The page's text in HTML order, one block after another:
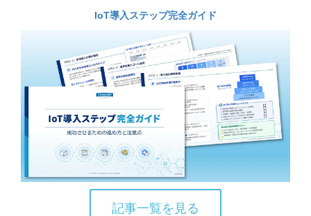
IoT導入ステップ完全ガイド
記事一覧を見る